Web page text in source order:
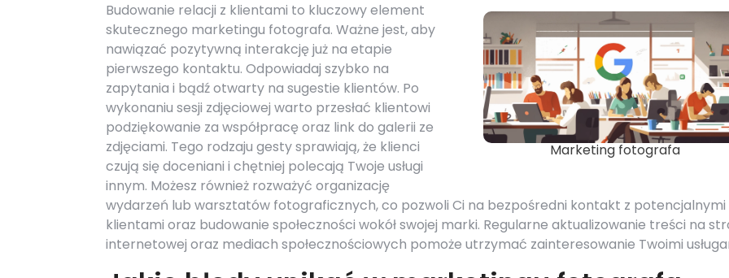
Marketing fotografa
Budowanie relacji z klientami to kluczowy element
skutecznego marketingu fotografa. Ważne jest, aby
nawiązać pozytywną interakcję już na etapie
pierwszego kontaktu. Odpowiadaj szybko na
zapytania i bądź otwarty na sugestie klientów. Po
wykonaniu sesji zdjęciowej warto przesłać klientowi
podziękowanie za współpracę oraz link do galerii ze
zdjęciami. Tego rodzaju gesty sprawiają, że klienci
czują się doceniani i chętniej polecają Twoje usługi
innym. Możesz również rozważyć organizację
wydarzeń lub warsztatów fotograficznych, co pozwoli Ci na bezpośredni kontakt z potencjalnymi
klientami oraz budowanie społeczności wokół swojej marki. Regularne aktualizowanie treści na
internetowej oraz mediach społecznościowych pomoże utrzymać zainteresowanie Twoimi